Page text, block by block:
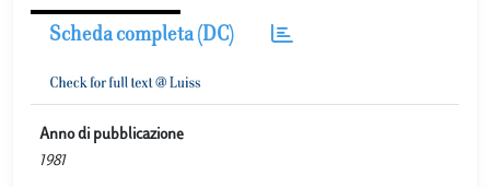
Scheda completa (DC)
Anno di pubblicazione
1981